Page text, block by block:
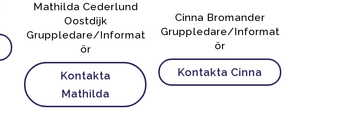
Mathilda Cederlund
Oostdijk
Gruppledare/Informat
ör
Kontakta
Mathilda
Cinna Bromander
Gruppledare/Informat
ör
Kontakta Cinna